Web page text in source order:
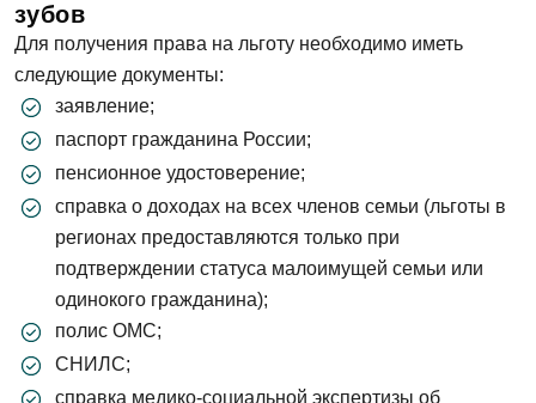
зубов
Для получения права на льготу необходимо иметь
следующие документы:
заявление;
паспорт гражданина России;
пенсионное удостоверение;
справка о доходах на всех членов семьи (льготы в
регионах предоставляются только при
подтверждении статуса малоимущей семьи или
одинокого гражданина);
полис ОМС;
СНИЛС;
справка медико-социальной экспертизы об